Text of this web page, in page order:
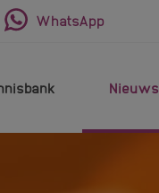
WhatsApp
Nieuws